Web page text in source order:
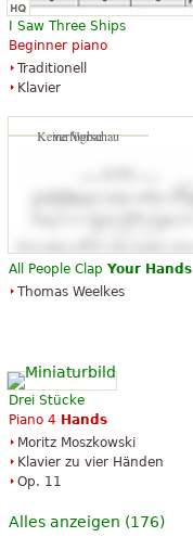
I Saw Three Ships
Beginner piano
Traditionell
Klavier
Keine Vorschau verfügbar
All People Clap Your Hands
Thomas Weelkes
Drei Stücke
Piano 4 Hands
Moritz Moszkowski
Klavier zu vier Händen
Op. 11
Alles anzeigen (176)